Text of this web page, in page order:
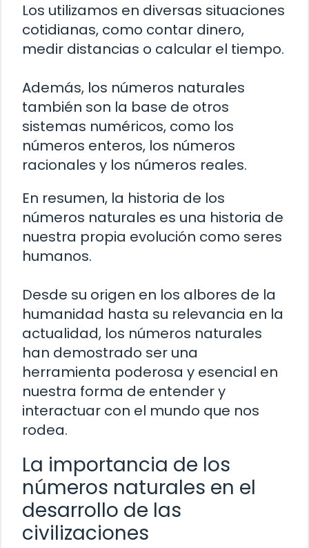
Los utilizamos en diversas situaciones
cotidianas, como contar dinero,
medir distancias o calcular el tiempo.
Además, los números naturales
también son la base de otros
sistemas numéricos, como los
números enteros, los números
racionales y los números reales.
En resumen, la historia de los
números naturales es una historia de
nuestra propia evolución como seres
humanos.
Desde su origen en los albores de la
humanidad hasta su relevancia en la
actualidad, los números naturales
han demostrado ser una
herramienta poderosa y esencial en
nuestra forma de entender y
interactuar con el mundo que nos
rodea.
La importancia de los
números naturales en el
desarrollo de las
civilizaciones